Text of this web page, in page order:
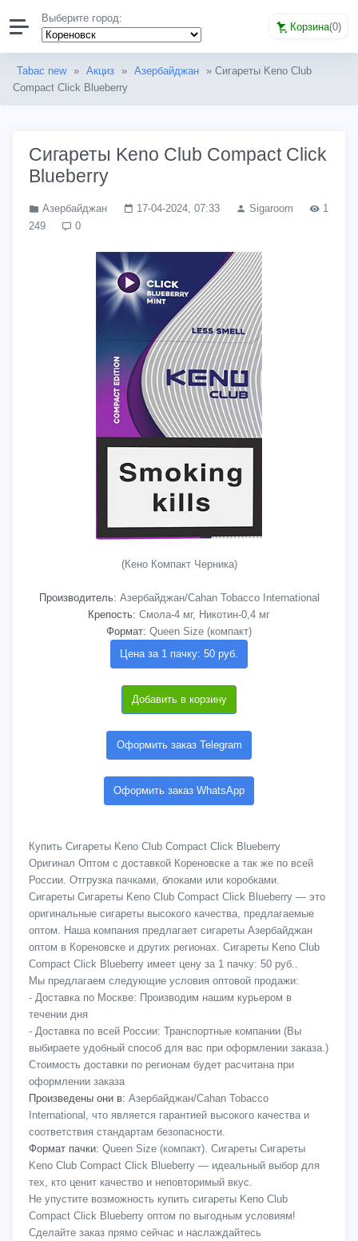
Выберите город:
Корзина(0)
Tabac new » Акциз » Азербайджан » Сигареты Keno Club
Compact Click Blueberry
Сигареты Keno Club Compact Click
Blueberry
Азербайджан 17-04-2024, 07:33 Sigaroom
1
249
0
(Кено Компакт Черника)
Производитель: Азербайджан/Cahan Tobacco International
Крепость: Смола-4 мг, Никотин-0,4 мг
Формат: Queen Size (компакт)
Цена за 1 пачку: 50 руб.
Добавить в корзину
Оформить заказ Telegram
Оформить заказ WhatsApp
Купить Сигареты Keno Club Compact Click Blueberry
Оригинал Оптом с доставкой Кореновске а так же по всей
России. Отгрузка пачками, блоками или коробками.
Сигареты Сигареты Keno Club Compact Click Blueberry — это
оригинальные сигареты высокого качества, предлагаемые
оптом. Наша компания предлагает сигареты Азербайджан
оптом в Кореновске и других регионах. Сигареты Keno Club
Compact Click Blueberry имеет цену за 1 пачку: 50 руб..
Мы предлагаем следующие условия оптовой продажи:
- Доставка по Москве: Производим нашим курьером в
течении дня
- Доставка по всей России: Транспортные компании (Вы
выбираете удобный способ для вас при оформлении заказа.)
Стоимость доставки по регионам будет расчитана при
оформлении заказа
Произведены они в: Азербайджан/Cahan Tobacco
International, что является гарантией высокого качества и
соответствия стандартам безопасности.
Формат пачки: Queen Size (компакт). Сигареты Сигареты
Keno Club Compact Click Blueberry — идеальный выбор для
тех, кто ценит качество и неповторимый вкус.
Не упустите возможность купить сигареты Keno Club
Compact Click Blueberry оптом по выгодным условиям!
Сделайте заказ прямо сейчас и наслаждайтесь